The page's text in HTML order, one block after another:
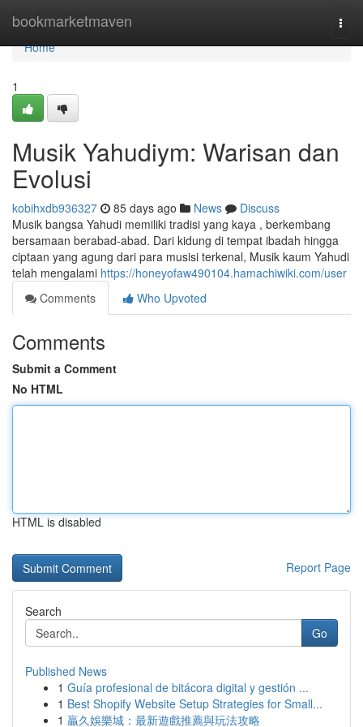
bookmarketmaven
Home
Home
1
Musik Yahudiym: Warisan dan
Evolusi
kobihxdb936327 85 days ago News
Discuss
Musik bangsa Yahudi memiliki tradisi yang kaya , berkembang
bersamaan berabad-abad. Dari kidung di tempat ibadah hingga
ciptaan yang agung dari para musisi terkenal, Musik kaum Yahudi
telah mengalami https://honeyofaw490104.hamachiwiki.com/user
Comments
Who Upvoted
Comments
Submit a Comment
No HTML
HTML is disabled
Report Page
Search
Go
Published News
1 Guía profesional de bitácora digital y gestión ...
1 Best Shopify Website Setup Strategies for Small...
1 贏久娛樂城：最新遊戲推薦與玩法攻略